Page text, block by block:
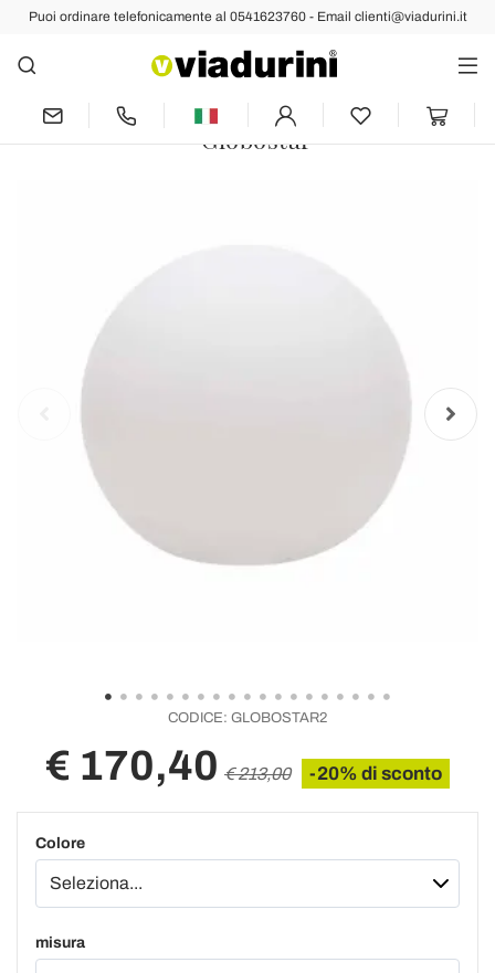
Puoi ordinare telefonicamente al 0541623760 - Email clienti@viadurini.it
Indietro Prec Succ
Lampada da Terra a Sfera Design
Moderno Colorato, Diverse Dimensioni
- Globostar
CODICE: GLOBOSTAR2
€ 170,40 € 213,00 -20% di sconto
Colore
misura